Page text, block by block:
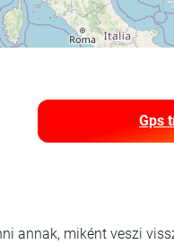
Gps
annak, miként veszi